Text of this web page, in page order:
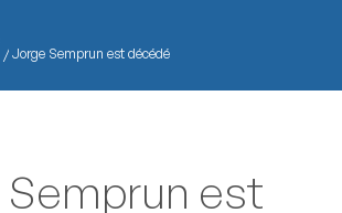
/ Jorge Semprun est décédé
est